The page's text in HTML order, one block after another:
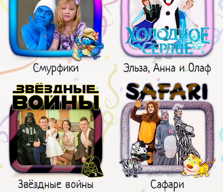
Смурфики Эльза, Анна и Олаф
Звёздные войны Сафари